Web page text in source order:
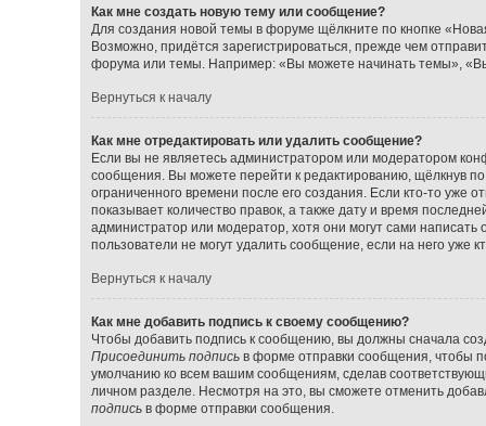
Как мне создать новую тему или сообщение?
Для создания новой темы в форуме щёлкните по кнопке
Возможно, придётся зарегистрироваться, прежде чем
форума или темы. Например: «Вы можете начинать темы»,
Вернуться к началу
Как мне отредактировать или удалить сообщение?
Если вы не являетесь администратором или модератором
сообщения. Вы можете перейти к редактированию, щёлкнув
ограниченного времени после его создания. Если кто-то уже
показывает количество правок, а также дату и время
администратор или модератор, хотя они могут сами
пользователи не могут удалить сообщение, если на него уже
Вернуться к началу
Как мне добавить подпись к своему сообщению?
Чтобы добавить подпись к сообщению, вы должны сначала
Присоединить подписьв форме отправки сообщения, чтобы
умолчанию ко всем вашим сообщениям, сделав
личном разделе. Несмотря на это, вы сможете отменить
подписьв форме отправки сообщения.